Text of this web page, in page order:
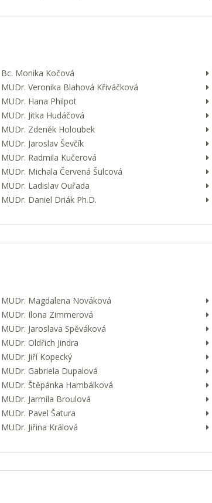
Bc. Monika Kočová
MUDr. Veronika Blahová Křiváčková
MUDr. Hana Philpot
MUDr. Jitka Hudáčová
MUDr. Zdeněk Holoubek
MUDr. Jaroslav Ševčík
MUDr. Radmila Kučerová
MUDr. Michala Červená Šulcová
MUDr. Ladislav Ouřada
MUDr. Daniel Driák Ph.D.
MUDr. Magdalena Nováková
MUDr. Ilona Zimmerová
MUDr. Jaroslava Spěváková
MUDr. Oldřich Jindra
MUDr. Jiří Kopecký
MUDr. Gabriela Dupalová
MUDr. Štěpánka Hambálková
MUDr. Jarmila Broulová
MUDr. Pavel Šatura
MUDr. Jiřina Králová